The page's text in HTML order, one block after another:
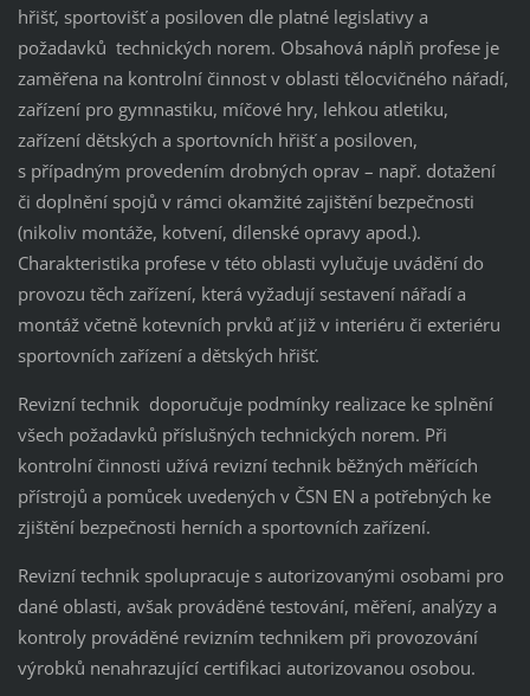
hřišť, sportovišť a posiloven dle platné legislativy a
požadavků technických norem. Obsahová náplň profese je
zaměřena na kontrolní činnost v oblasti tělocvičného nářadí,
zařízení pro gymnastiku, míčové hry, lehkou atletiku,
zařízení dětských a sportovních hřišť a posiloven,
s případným provedením drobných oprav – např. dotažení
či doplnění spojů v rámci okamžité zajištění bezpečnosti
(nikoliv montáže, kotvení, dílenské opravy apod.).
Charakteristika profese v této oblasti vylučuje uvádění do
provozu těch zařízení, která vyžadují sestavení nářadí a
montáž včetně kotevních prvků ať již v interiéru či exteriéru
sportovních zařízení a dětských hřišť.
Revizní technik doporučuje podmínky realizace ke splnění
všech požadavků příslušných technických norem. Při
kontrolní činnosti užívá revizní technik běžných měřících
přístrojů a pomůcek uvedených v ČSN EN a potřebných ke
zjištění bezpečnosti herních a sportovních zařízení.
Revizní technik spolupracuje s autorizovanými osobami pro
dané oblasti, avšak prováděné testování, měření, analýzy a
kontroly prováděné revizním technikem při provozování
výrobků nenahrazující certifikaci autorizovanou osobou.